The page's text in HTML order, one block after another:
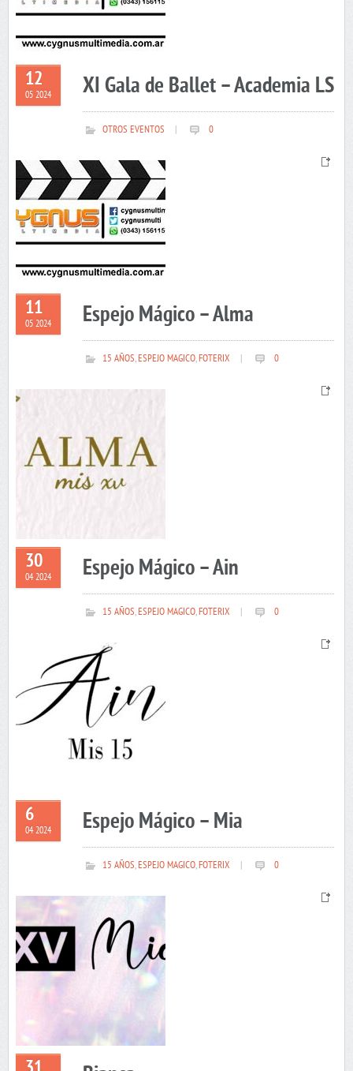
12
05 2024 XI Gala de Ballet – Academia LS
OTROS EVENTOS 0
11
05 2024 Espejo Mágico – Alma
15 AÑOS,ESPEJO MAGICO,FOTERIX 0
30
04 2024 Espejo Mágico – Ain
15 AÑOS,ESPEJO MAGICO,FOTERIX 0
6
04 2024 Espejo Mágico – Mia
15 AÑOS,ESPEJO MAGICO,FOTERIX 0